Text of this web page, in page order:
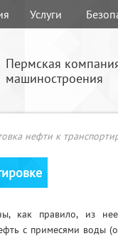
Услуги
Пермская
машиностроения
нефти к
как правило, из
с примесями